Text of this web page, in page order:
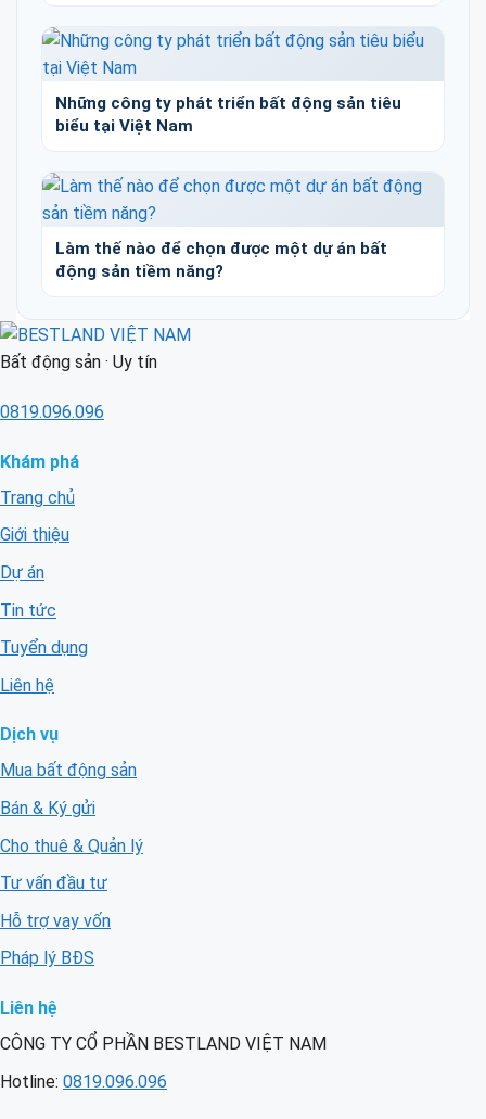
Những công ty phát triển bất động sản tiêu
biểu tại Việt Nam
Làm thế nào để chọn được một dự án bất
động sản tiềm năng?
Bất động sản · Uy tín
0819.096.096
Khám phá
Trang chủ
Giới thiệu
Dự án
Tin tức
Tuyển dụng
Liên hệ
Dịch vụ
Mua bất động sản
Bán & Ký gửi
Cho thuê & Quản lý
Tư vấn đầu tư
Hỗ trợ vay vốn
Pháp lý BĐS
Liên hệ
CÔNG TY CỔ PHẦN BESTLAND VIỆT NAM
Hotline: 0819.096.096